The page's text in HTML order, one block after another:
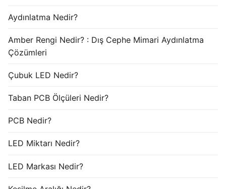
Aydınlatma Nedir?
Amber Rengi Nedir? : Dış Cephe Mimari Aydınlatma
Çözümleri
Çubuk LED Nedir?
Taban PCB Ölçüleri Nedir?
PCB Nedir?
LED Miktarı Nedir?
LED Markası Nedir?